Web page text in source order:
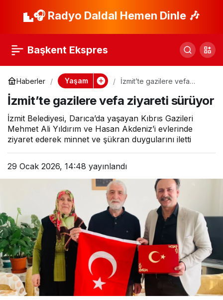
🎧 Radyo Daldal Hemen Dinle 🎶
Başkent Ekspres
Haberler Yaşam
İzmit’te gazilere vefa
İzmit’te gazilere vefa ziyareti sürüyor
İzmit Belediyesi, Darıca’da yaşayan Kıbrıs Gazileri
Mehmet Ali Yıldırım ve Hasan Akdeniz’i evlerinde
ziyaret ederek minnet ve şükran duygularını iletti
29 Ocak 2026, 14:48 yayınlandı
Balıkesir’de Başkan
araya geldi
Paylaş